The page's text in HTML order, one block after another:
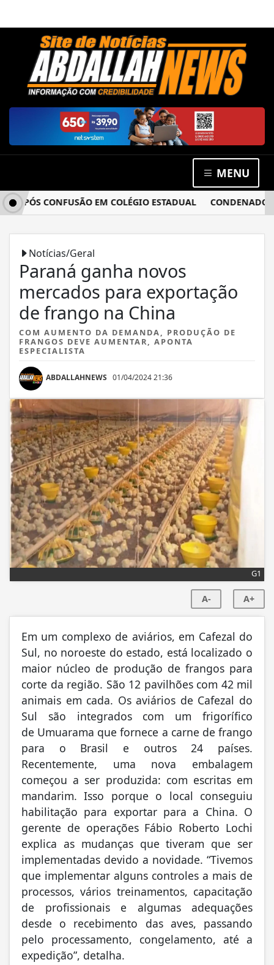
MENU
CONFUSÃO EM COLÉGIO ESTADUAL CONDENADO
Notícias/Geral
Paraná ganha novos
mercados para exportação
de frango na China
COM AUMENTO DA DEMANDA, PRODUÇÃO DE
FRANGOS DEVE AUMENTAR, APONTA
ESPECIALISTA
ABDALLAHNEWS 01/04/2024 21:36
G1
A- A+
Em um complexo de aviários, em Cafezal do
Sul, no noroeste do estado, está localizado o
maior núcleo de produção de frangos para
corte da região. São 12 pavilhões com 42 mil
animais em cada. Os aviários de Cafezal do
Sul são integrados com um frigorífico
de Umuarama que fornece a carne de frango
para o Brasil e outros 24 países.
Recentemente, uma nova embalagem
começou a ser produzida: com escritas em
mandarim. Isso porque o local conseguiu
habilitação para exportar para a China. O
gerente de operações Fábio Roberto Lochi
explica as mudanças que tiveram que ser
implementadas devido a novidade. “Tivemos
que implementar alguns controles a mais de
processos, vários treinamentos, capacitação
de profissionais e algumas adequações
desde o recebimento das aves, passando
pelo processamento, congelamento, até a
expedição”, detalha.